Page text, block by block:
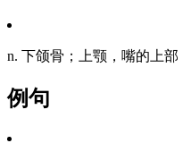
n. 下颌骨；上颚，嘴的上部
例句